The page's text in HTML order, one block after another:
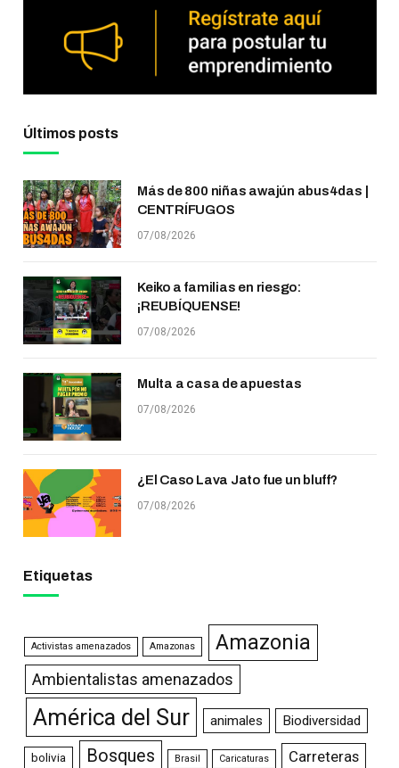
Últimos posts
Más de 800 niñas awajún abus4das |
CENTRÍFUGOS
07/08/2026
Keiko a familias en riesgo:
¡REUBÍQUENSE!
07/08/2026
Multa a casa de apuestas
07/08/2026
¿El Caso Lava Jato fue un bluff?
07/08/2026
Etiquetas
Activistas amenazados Amazonas Amazonia
Ambientalistas amenazados
América del Sur animales Biodiversidad
bolivia Bosques Brasil Caricaturas Carreteras